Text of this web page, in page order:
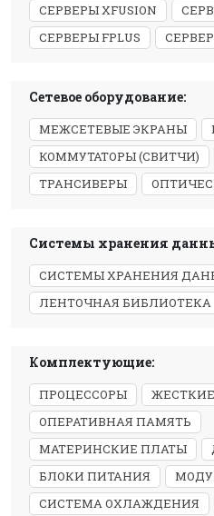
СЕРВЕРЫ XFUSION
СЕРВЕРЫ FPLUS
Сетевое оборудование:
МЕЖСЕТЕВЫЕ ЭКРАНЫ
КОММУТАТОРЫ (СВИТЧИ)
ТРАНСИВЕРЫ
Системы хранения
СИСТЕМЫ ХРАНЕНИЯ
ЛЕНТОЧНАЯ БИБЛИОТЕКА
Комплектующие:
ПРОЦЕССОРЫ
ОПЕРАТИВНАЯ ПАМЯТЬ
МАТЕРИНСКИЕ ПЛАТЫ
БЛОКИ ПИТАНИЯ
СИСТЕМА ОХЛАЖДЕНИЯ